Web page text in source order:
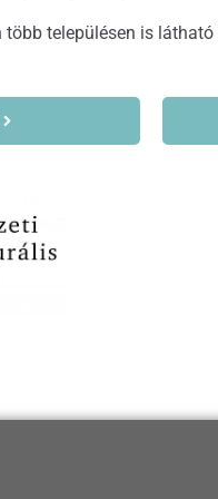
településen is